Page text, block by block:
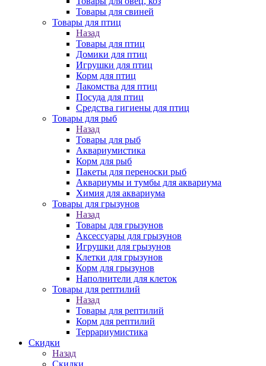
Товары для свиней
Товары для птиц
Назад
Товары для птиц
Домики для птиц
Игрушки для птиц
Корм для птиц
Лакомства для птиц
Посуда для птиц
Средства гигиены для птиц
Товары для рыб
Назад
Товары для рыб
Аквариумистика
Корм для рыб
Пакеты для переноски рыб
Аквариумы и тумбы для аквариума
Химия для аквариума
Товары для грызунов
Назад
Товары для грызунов
Аксессуары для грызунов
Игрушки для грызунов
Клетки для грызунов
Корм для грызунов
Наполнители для клеток
Товары для рептилий
Назад
Товары для рептилий
Корм для рептилий
Террариумистика
Скидки
Назад
Скидки